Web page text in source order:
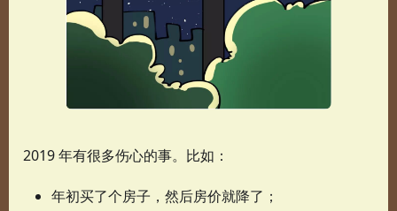
2019 年有很多伤心的事。比如：
年初买了个房子，然后房价就降了；